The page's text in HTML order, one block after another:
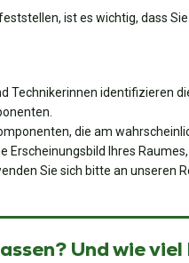
ist es wichtig, dass
Technikerinnen identifizieren
die am
Erscheinungsbild Ihres
Sie sich bitte an
Und wie